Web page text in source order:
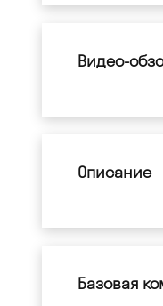
Видео-
Описание
Базовая